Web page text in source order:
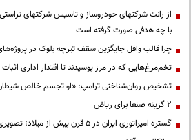
از رانت‌ شرکتهای خودروساز و تاسیس شرکتهای تراستی
با چه هدفی صورت گرفته است
چرا قالب وافل جایگزین سقف تیرچه بلوک در
تخم‌مرغ‌هایی که در مرز پوسیدند تا اقتدار اداری
تشخیص روان‌شناختی ترامپ: «او تجسم خالص
۲ گزینه صنعا برای ریاض
گستره امپراتوری ایران در ۵ قرن پیش از میلاد؛ تصویری از ایران ۲۵ قرن پیش